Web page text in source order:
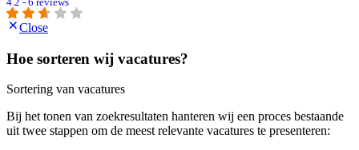
Close
Hoe sorteren wij vacatures?
Sortering van vacatures
Bij het tonen van zoekresultaten hanteren wij een proces bestaande
uit twee stappen om de meest relevante vacatures te presenteren: